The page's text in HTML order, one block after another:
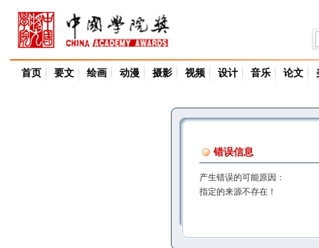
首页 要文 绘画 动漫 摄影 视频 设计 音乐 论文
错误信息
产生错误的可能原因：
指定的来源不存在！